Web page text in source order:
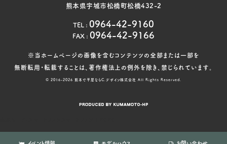
熊本県宇城市松橋町松橋432-2
TEL : 0964-42-9160
FAX : 0964-42-9166
※当ホームページの画像を含むコンテンツの全部または一部を
無断転用・転載することは、著作権法上の例外を除き、禁じられています。
© 2016-2026熊本で平屋ならC.デザイン株式会社 All Rights Reserved.